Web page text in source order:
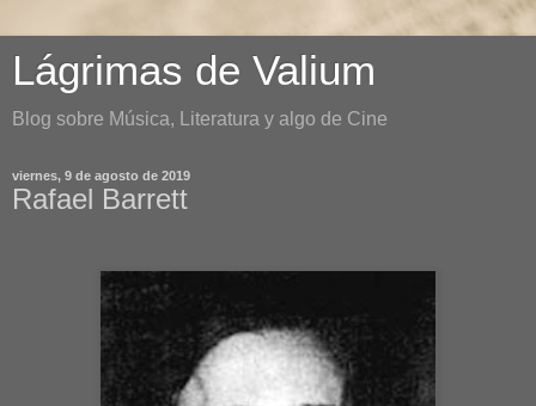
Lágrimas de Valium
Blog sobre Música, Literatura y algo de Cine
viernes, 9 de agosto de 2019
Rafael Barrett